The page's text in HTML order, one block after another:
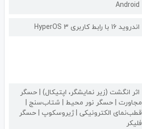
Android
اندروید 16 با رابط کاربری HyperOS 3
اثر انگشت (زیر نمایشگر، اپتیکال) | حسگر
مجاورت | حسگر نور محیط | شتاب‌سنج |
قطب‌نمای الکترونیکی | ژیروسکوپ | حسگر
فلیکر